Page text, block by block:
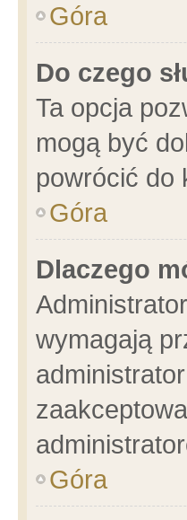
Góra
Do czego
Ta opcja
mogą być
powrócić do
Góra
Dlaczego
wymagają
Góra